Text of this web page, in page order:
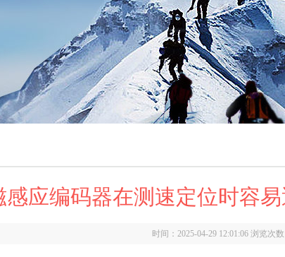
感应编码器在测速定位时容
时间：2025-04-29 12:01:06 浏览次